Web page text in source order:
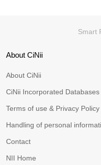
Smart
About CiNii
About CiNii
CiNii Incorporated Databases
Terms of use & Privacy Policy
Handling of personal
Contact
NII Home